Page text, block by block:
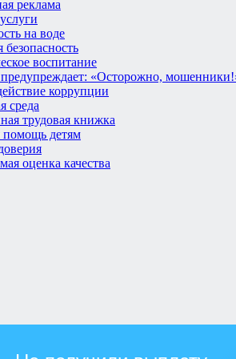
реклама
на воде
воспитание
«Осторожно,
коррупции
среда
трудовая книжка
помощь детям
оценка качества